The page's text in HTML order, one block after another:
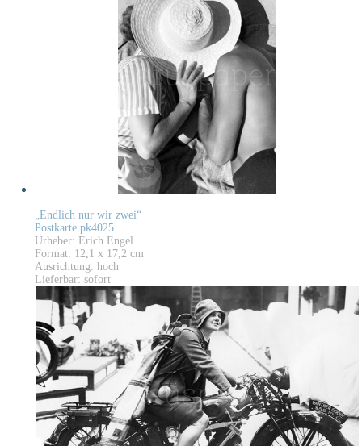
„Endlich nur wir zwei“
Postkarte pk4025
Urheber: Erich Engel
Format: 12,1 x 17,2 cm
Ausrichtung: hoch
Lieferbar: sofort